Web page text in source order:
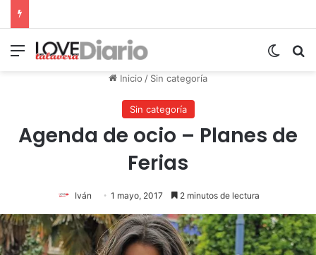
Menú
Inicio / Sin categoría
Sin categoría
Agenda de ocio – Planes de
Ferias
Iván 1 mayo, 2017 2 minutos de lectura